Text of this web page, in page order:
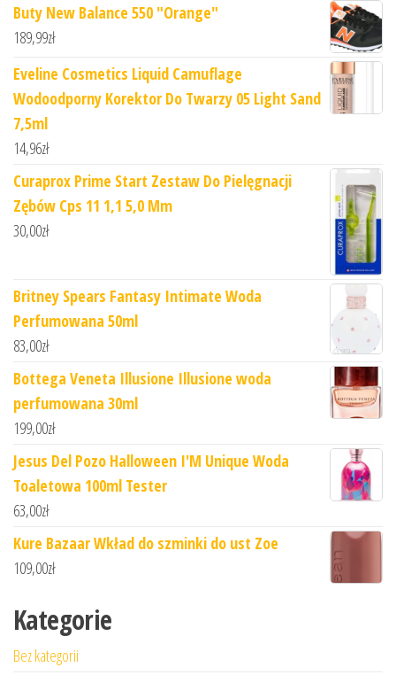
Buty New Balance 550 "Orange"
189,99zł
Eveline Cosmetics Liquid Camuflage
Wodoodporny Korektor Do Twarzy 05 Light Sand
7,5ml
14,96zł
Curaprox Prime Start Zestaw Do Pielęgnacji
Zębów Cps 11 1,1 5,0 Mm
30,00zł
Britney Spears Fantasy Intimate Woda
Perfumowana 50ml
83,00zł
Bottega Veneta Illusione Illusione woda
perfumowana 30ml
199,00zł
Jesus Del Pozo Halloween I'M Unique Woda
Toaletowa 100ml Tester
63,00zł
Kure Bazaar Wkład do szminki do ust Zoe
109,00zł
Kategorie
Bez kategorii